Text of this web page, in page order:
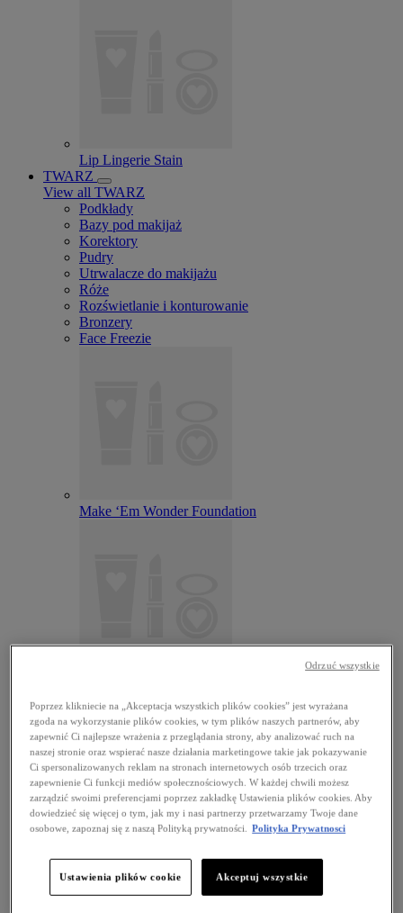
Lip Lingerie Stain
TWARZ
View all TWARZ
Podkłady
Bazy pod makijaż
Korektory
Pudry
Utrwalacze do makijażu
Róże
Rozświetlanie i konturowanie
Bronzery
Face Freezie
Make ‘Em Wonder Foundation
Fat Cheeks
BODY
Poprzez klikniecie na „Akceptacja wszystkich plików cookies” jest wyrażana
zgoda na wykorzystanie plików cookies, w tym plików naszych partnerów, aby
zapewnić Ci najlepsze wrażenia z przeglądania strony, aby analizować ruch na
naszej stronie oraz wspierać nasze działania marketingowe takie jak pokazywanie
Ci spersonalizowanych reklam na stronach internetowych osób trzecich oraz
zapewnienie Ci funkcji mediów społecznościowych. W każdej chwili możesz
zarządzić swoimi preferencjami poprzez zakładkę Ustawienia plików cookies. Aby
dowiedzieć się więcej o tym, jak my i nasi partnerzy przetwarzamy Twoje dane
osobowe, zapoznaj się z naszą Polityką prywatności. Polityka Prywatnosci
Ustawienia plików cookie Akceptuj wszystkie
Odrzuć wszystkie